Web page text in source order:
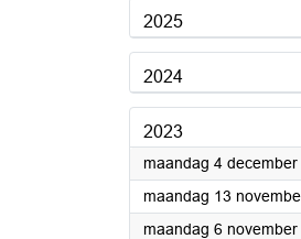
2025
2024
2023
maandag 4 december
maandag 13
maandag 6 november